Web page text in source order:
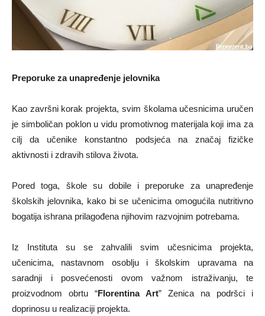
Preporuke za unapređenje jelovnika
Kao završni korak projekta, svim školama učesnicima uručen
je simboličan poklon u vidu promotivnog materijala koji ima za
cilj da učenike konstantno podsjeća na značaj fizičke
aktivnosti i zdravih stilova života.
Pored toga, škole su dobile i preporuke za unapređenje
školskih jelovnika, kako bi se učenicima omogućila nutritivno
bogatija ishrana prilagođena njihovim razvojnim potrebama.
Iz Instituta su se zahvalili svim učesnicima projekta,
učenicima, nastavnom osoblju i školskim upravama na
saradnji i posvećenosti ovom važnom istraživanju, te
proizvodnom obrtu “Florentina Art” Zenica na podršci i
doprinosu u realizaciji projekta.